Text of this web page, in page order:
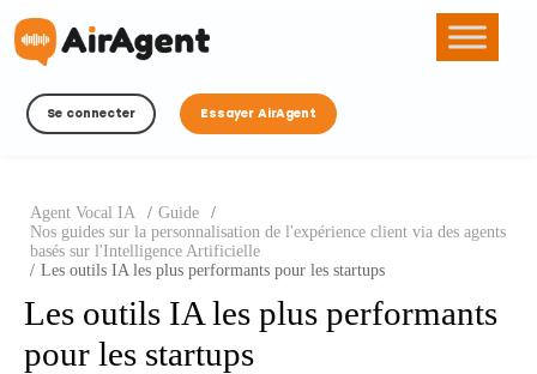
Se connecter Essayer AirAgent
Agent Vocal IA / Guide
/
Nos guides sur la personnalisation de l'expérience client via des agents
basés sur l'Intelligence Artificielle
/ Les outils IA les plus performants pour les startups
Les outils IA les plus performants
pour les startups